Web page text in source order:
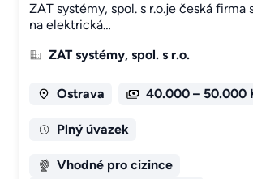
ZAT systémy, spol. s r.o.je česká firma
na elektrická…
ZAT systémy, spol. s r.o.
Ostrava 40.000 – 50.000
Plný úvazek
Vhodné pro cizince